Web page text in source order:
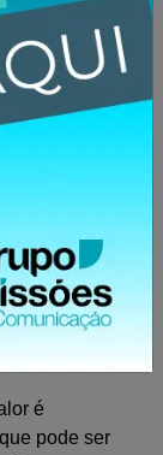
vinculados
pela Caixa
dinheiro na
são
podem
pelo internet
é
pode ser